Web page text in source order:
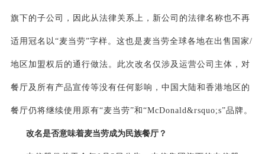
旗下的子公司，因此从法律关系上，新公司的法律名称也不再
适用冠名以“麦当劳”字样。这也是麦当劳全球各地在出售国家/
地区加盟权后的通行做法。此次改名仅涉及运营公司主体，对
餐厅及所有产品宣传等没有任何影响，中国大陆和香港地区的
餐厅仍将继续使用原有“麦当劳”和“McDonald&rsquo;s”品牌。
改名是否意味着麦当劳成为民族餐厅？